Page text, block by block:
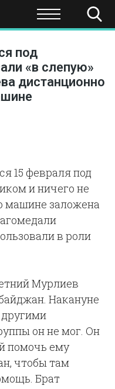
ЭКОНОМИКА НАУКА И
под
«в слепую»
дистанционно
15 февраля под
и ничего не
машине заложена
в роли
Мурлиев
Накануне
другими
он не мог. Он
помочь ему
чтобы там
Брат